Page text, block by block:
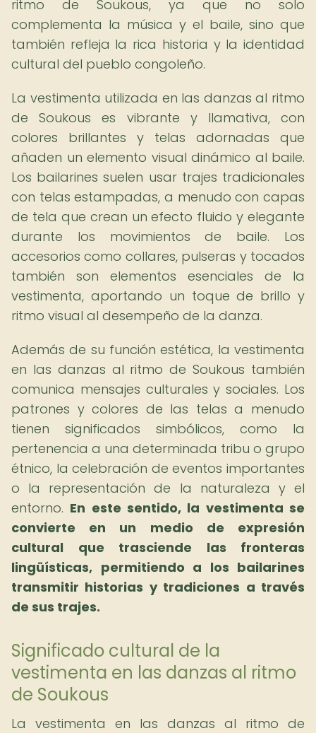
ritmo de Soukous, ya que no solo
complementa la música y el baile, sino que
también refleja la rica historia y la identidad
cultural del pueblo congoleño.
La vestimenta utilizada en las danzas al ritmo
de Soukous es vibrante y llamativa, con
colores brillantes y telas adornadas que
añaden un elemento visual dinámico al baile.
Los bailarines suelen usar trajes tradicionales
con telas estampadas, a menudo con capas
de tela que crean un efecto fluido y elegante
durante los movimientos de baile. Los
accesorios como collares, pulseras y tocados
también son elementos esenciales de la
vestimenta, aportando un toque de brillo y
ritmo visual al desempeño de la danza.
Además de su función estética, la vestimenta
en las danzas al ritmo de Soukous también
comunica mensajes culturales y sociales. Los
patrones y colores de las telas a menudo
tienen significados simbólicos, como la
pertenencia a una determinada tribu o grupo
étnico, la celebración de eventos importantes
o la representación de la naturaleza y el
entorno. En este sentido, la vestimenta se
convierte en un medio de expresión
cultural que trasciende las fronteras
lingüísticas, permitiendo a los bailarines
transmitir historias y tradiciones a través
de sus trajes.
Significado cultural de la
vestimenta en las danzas al ritmo
de Soukous
La vestimenta en las danzas al ritmo de